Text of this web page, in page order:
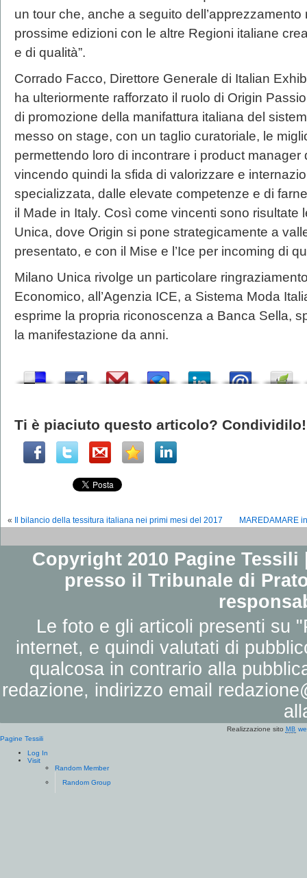
un tour che, anche a seguito
prossime edizioni con le altre Regioni italiane
e di qualità”.
Corrado Facco, Direttore Generale di Italian
ha ulteriormente rafforzato il ruolo di Origin
di promozione della manifattura italiana del
messo on stage, con un taglio curatoriale, le
permettendo loro di incontrare i product
vincendo quindi la sfida di valorizzare e
specializzata, dalle elevate competenze e di
il Made in Italy. Così come vincenti sono risultate
Unica, dove Origin si pone strategicamente a
presentato, e con il Mise e l’Ice per incoming di
Milano Unica rivolge un particolare
Economico, all’Agenzia ICE, a Sistema Moda
esprime la propria riconoscenza a Banca Sella,
la manifestazione da anni.
Ti è piaciuto questo articolo? Condividilo!
« Il bilancio della tessitura italiana nei primi mesi del 2017 MAREDAMARE
Copyright 2010 Pagine
presso il Tribunale di
Le foto e gli articoli presenti su
internet, e quindi valutati di
qualcosa in contrario alla
redazione, indirizzo email
Realizzazione sito MB
Pagine Tessili
Log In
Visit
Random Member
Random Group